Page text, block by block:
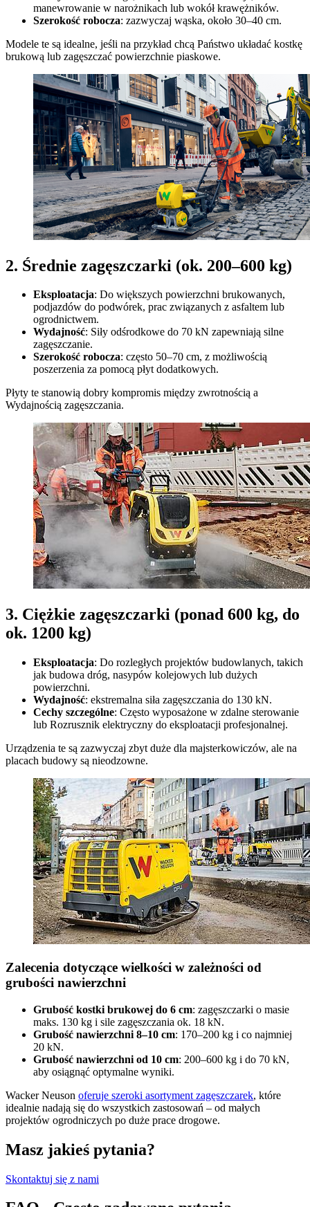
manewrowanie w narożnikach lub wokół krawężników.
Szerokość robocza: zazwyczaj wąska, około 30–40 cm.
Modele te są idealne, jeśli na przykład chcą Państwo układać kostkę
brukową lub zagęszczać powierzchnie piaskowe.
2. Średnie zagęszczarki (ok. 200–600 kg)
Eksploatacja: Do większych powierzchni brukowanych,
podjazdów do podwórek, prac związanych z asfaltem lub
ogrodnictwem.
Wydajność: Siły odśrodkowe do 70 kN zapewniają silne
zagęszczanie.
Szerokość robocza: często 50–70 cm, z możliwością
poszerzenia za pomocą płyt dodatkowych.
Płyty te stanowią dobry kompromis między zwrotnością a
Wydajnością zagęszczania.
3. Ciężkie zagęszczarki (ponad 600 kg, do
ok. 1200 kg)
Eksploatacja: Do rozległych projektów budowlanych, takich
jak budowa dróg, nasypów kolejowych lub dużych
powierzchni.
Wydajność: ekstremalna siła zagęszczania do 130 kN.
Cechy szczególne: Często wyposażone w zdalne sterowanie
lub Rozrusznik elektryczny do eksploatacji profesjonalnej.
Urządzenia te są zazwyczaj zbyt duże dla majsterkowiczów, ale na
placach budowy są nieodzowne.
Zalecenia dotyczące wielkości w zależności od
grubości nawierzchni
Grubość kostki brukowej do 6 cm: zagęszczarki o masie
maks. 130 kg i sile zagęszczania ok. 18 kN.
Grubość nawierzchni 8–10 cm: 170–200 kg i co najmniej
20 kN.
Grubość nawierzchni od 10 cm: 200–600 kg i do 70 kN,
aby osiągnąć optymalne wyniki.
Wacker Neuson oferuje szeroki asortyment zagęszczarek, które
idealnie nadają się do wszystkich zastosowań – od małych
projektów ogrodniczych po duże prace drogowe.
Masz jakieś pytania?
Skontaktuj się z nami